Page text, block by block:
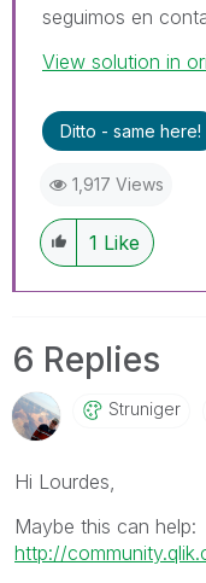
seguimos en
View solution in
Ditto - same here!
1,917 Views
1 Like
6 Replies
Struniger
Hi Lourdes,
Maybe this can help:
http://